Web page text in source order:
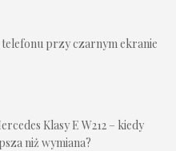
telefonu przy czarnym ekranie
Klasy E W212 – kiedy
niż wymiana?